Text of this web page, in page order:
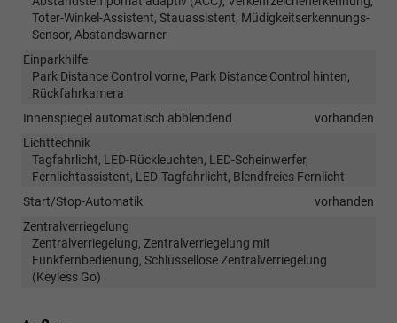
Toter-Winkel-Assistent, Stauassistent, Müdigkeitserkennungs-
Sensor, Abstandswarner
Einparkhilfe
Park Distance Control vorne, Park Distance Control hinten,
Rückfahrkamera
Innenspiegel automatisch abblendend
vorhanden
Lichttechnik
Tagfahrlicht, LED-Rückleuchten, LED-Scheinwerfer,
Fernlichtassistent, LED-Tagfahrlicht, Blendfreies Fernlicht
Start/Stop-Automatik
vorhanden
Zentralverriegelung
Zentralverriegelung, Zentralverriegelung mit
Funkfernbedienung, Schlüssellose Zentralverriegelung
(Keyless Go)